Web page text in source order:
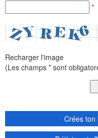
*
Recharger l'image
(Les champs * sont
Crées ton